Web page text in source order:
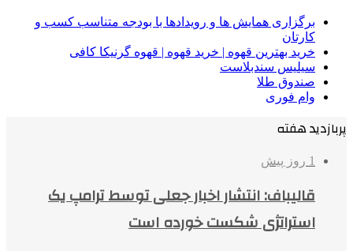
برگزاری همایش ها و رویدادها با بودجه متناسب کسب و
کارتان
خرید بهترین قهوه | خرید قهوه | قهوه گرنیکا کافی
سیلیس سندبلاست
صندوق طلا
وام فوری
پربازدید هفته
1 روز پیش
قالیباف: انتشار اخبار جعلی توسط ترامپ یک
استراتژی شکست خورده است